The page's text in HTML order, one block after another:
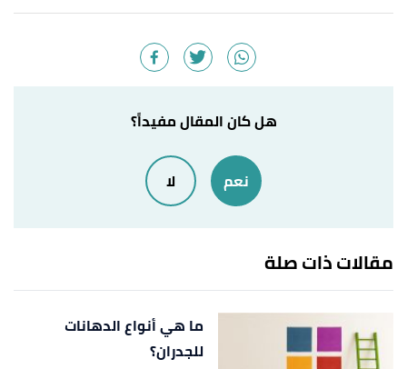
Ceramic Tile Floors", All American Flooring
April Dowling (2021),"How to Keep Shower Tiles
هل كان المقال مفيداً؟
نعم لا
مقالات ذات صلة
ما هي أنواع الدهانات
للجدران؟